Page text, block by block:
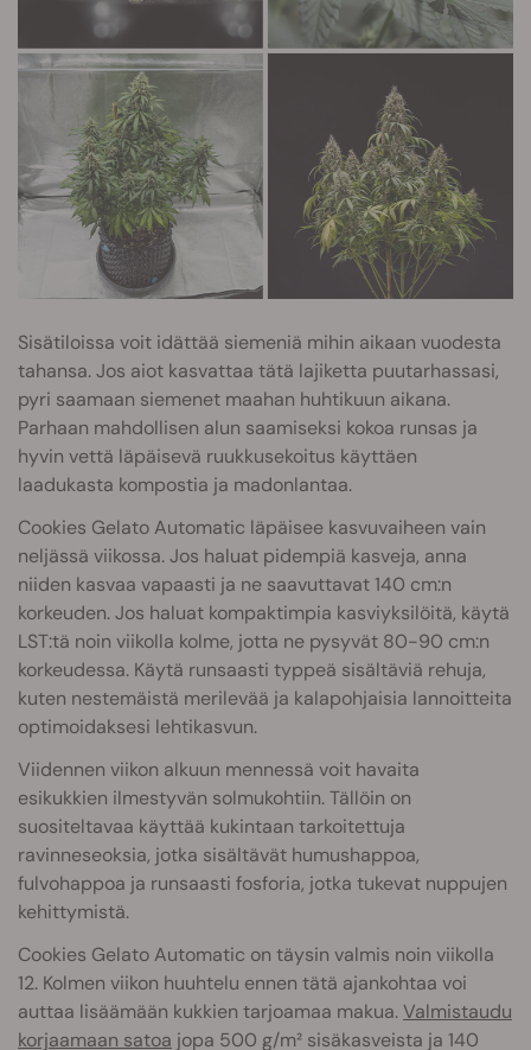
Sisätiloissa voit idättää siemeniä mihin aikaan vuodesta
tahansa. Jos aiot kasvattaa tätä lajiketta puutarhassasi,
pyri saamaan siemenet maahan huhtikuun aikana.
Parhaan mahdollisen alun saamiseksi kokoa runsas ja
hyvin vettä läpäisevä ruukkusekoitus käyttäen
laadukasta kompostia ja madonlantaa.
Cookies Gelato Automatic läpäisee kasvuvaiheen vain
neljässä viikossa. Jos haluat pidempiä kasveja, anna
niiden kasvaa vapaasti ja ne saavuttavat 140 cm:n
korkeuden. Jos haluat kompaktimpia kasviyksilöitä, käytä
LST:tä noin viikolla kolme, jotta ne pysyvät 80-90 cm:n
korkeudessa. Käytä runsaasti typpeä sisältäviä rehuja,
kuten nestemäistä merilevää ja kalapohjaisia lannoitteita
optimoidaksesi lehtikasvun.
Viidennen viikon alkuun mennessä voit havaita
esikukkien ilmestyvän solmukohtiin. Tällöin on
suositeltavaa käyttää kukintaan tarkoitettuja
ravinneseoksia, jotka sisältävät humushappoa,
fulvohappoa ja runsaasti fosforia, jotka tukevat nuppujen
kehittymistä.
Cookies Gelato Automatic on täysin valmis noin viikolla
12. Kolmen viikon huuhtelu ennen tätä ajankohtaa voi
auttaa lisäämään kukkien tarjoamaa makua.Valmistaudu
korjaamaan satoa jopa 500 g/m² sisäkasveista ja 140